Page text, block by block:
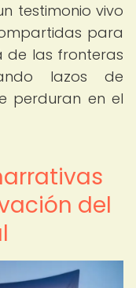
testimonio vivo
para
de las fronteras
lazos de
perduran en el
del